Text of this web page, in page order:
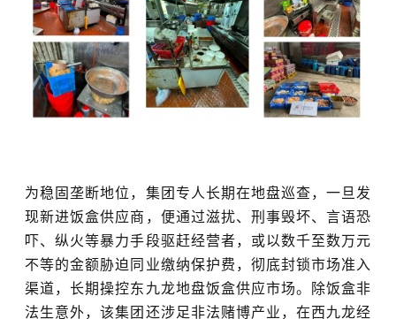
为稳固垄断地位，集团专人长期在地盘巡查，一旦发
现新进饭盒供应商，便通过滋扰、刑事毁坏、言语恐
吓、纵火等暴力手段驱赶经营者，或以数千至数万元
不等的金额胁迫同业缴纳保护费，彻底封锁市场准入
渠道，长期操控东九龙地盘饭盒供应市场。除饭盒非
法生意外，该集团还涉足非法赌博产业，在西九龙经